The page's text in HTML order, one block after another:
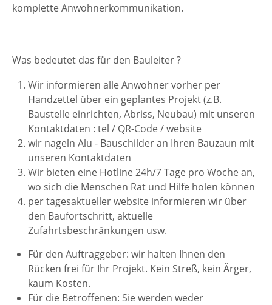
Sulzburger Str. 1
79114 Freiburg
Have any questions?
+44 1234 567 890
Drop us a line
info@yourdomain.com
About us
Lorem ipsum dolor sit amet, consectetuer
Aenean commodo ligula eget dolor. Aenean
massa. Cum sociis natoque penatibus et magnis
dis parturient montes, nascetur ridiculus mus.
komplette Anwohnerkommunikation.
Was bedeutet das für den Bauleiter ?
Wir informieren alle Anwohner vorher per
Handzettel über ein geplantes Projekt (z.B.
Baustelle einrichten, Abriss, Neubau) mit unseren
Kontaktdaten : tel / QR-Code / website
wir nageln Alu - Bauschilder an Ihren Bauzaun mit
unseren Kontaktdaten
Wir bieten eine Hotline 24h/7 Tage pro Woche an,
wo sich die Menschen Rat und Hilfe holen können
per tagesaktueller website informieren wir über
den Baufortschritt, aktuelle
Zufahrtsbeschränkungen usw.
Für den Auftraggeber: wir halten Ihnen den
Rücken frei für Ihr Projekt. Kein Streß, kein Ärger,
kaum Kosten.
Für die Betroffenen: Sie werden weder